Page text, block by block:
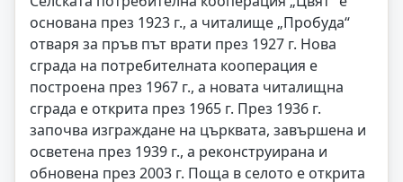
основана през 1923 г., а читалище „Пробуда“
отваря за пръв път врати през 1927 г. Нова
сграда на потребителната кооперация е
построена през 1967 г., а новата читалищна
сграда е открита през 1965 г. През 1936 г.
започва изграждане на църквата, завършена и
осветена през 1939 г., а реконструирана и
обновена през 2003 г. Поща в селото е открита